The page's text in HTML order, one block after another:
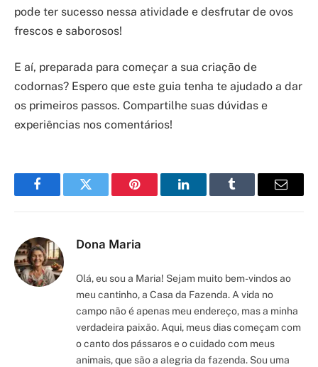
pode ter sucesso nessa atividade e desfrutar de ovos
frescos e saborosos!
E aí, preparada para começar a sua criação de
codornas? Espero que este guia tenha te ajudado a dar
os primeiros passos. Compartilhe suas dúvidas e
experiências nos comentários!
FacebookTwitter Pinterest LinkedInTumblr Email
Dona Maria
Olá, eu sou a Maria! Sejam muito bem-vindos ao
meu cantinho, a Casa da Fazenda. A vida no
campo não é apenas meu endereço, mas a minha
verdadeira paixão. Aqui, meus dias começam com
o canto dos pássaros e o cuidado com meus
animais, que são a alegria da fazenda. Sou uma